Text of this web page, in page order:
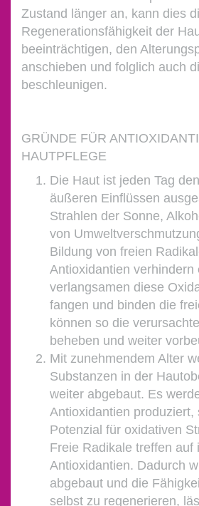
Zustand länger an, kann dies
Regenerationsfähigkeit der
beeinträchtigen, den
anschieben und folglich auch
beschleunigen.
GRÜNDE FÜR
HAUTPFLEGE
Die Haut ist jeden Tag
äußeren Einflüssen
Strahlen der Sonne,
von
Bildung von freien
Antioxidantien verhindern
verlangsamen diese
fangen und binden die
können so die
beheben und weiter
Mit zunehmendem Alter
Substanzen in der
weiter abgebaut. Es
Antioxidantien produziert,
Potenzial für oxidativen
Freie Radikale treffen auf
Antioxidantien. Dadurch
abgebaut und die
selbst zu regenerieren,